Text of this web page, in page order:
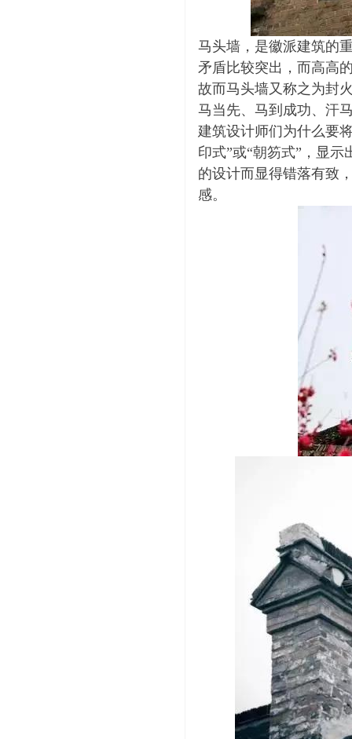
马头墙，是徽派建筑的
矛盾比较突出，而高高
故而马头墙又称之为封
马当先、马到成功、汗
建筑设计师们为什么要
印式”或“朝笏式”，显
的设计而显得错落有致
感。